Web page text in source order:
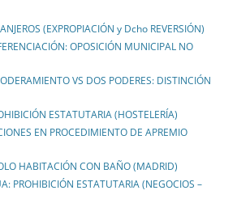
(EXPROPIACIÓN y Dcho REVERSIÓN)
OPOSICIÓN MUNICIPAL NO
VS DOS PODERES: DISTINCIÓN
ESTATUTARIA (HOSTELERÍA)
EN PROCEDIMIENTO DE APREMIO
HABITACIÓN CON BAÑO (MADRID)
PROHIBICIÓN ESTATUTARIA (NEGOCIOS –